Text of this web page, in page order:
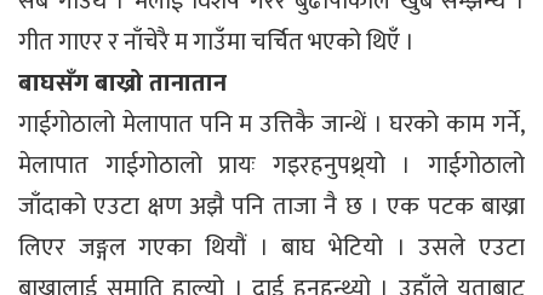
गीत गाएर र नाँचेरै म गाउँमा चर्चित भएको थिएँ ।
बाघसँग बाख्रो तानातान
गाईगोठालो मेलापात पनि म उत्तिकै जान्थें । घरको काम गर्ने,
मेलापात गाईगोठालो प्रायः गइरहनुपथ्र्यो । गाईगोठालो
जाँदाको एउटा क्षण अझै पनि ताजा नै छ । एक पटक बाख्रा
लिएर जङ्गल गएका थियौं । बाघ भेटियो । उसले एउटा